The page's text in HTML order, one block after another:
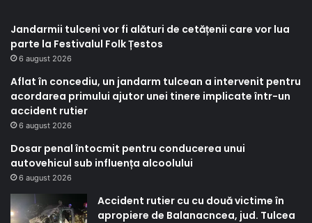
Jandarmii tulceni vor fi alături de cetățenii care vor lua
parte la Festivalul Folk Țestos
6 august 2026
Aflat în concediu, un jandarm tulcean a intervenit pentru
acordarea primului ajutor unei tinere implicate într-un
accident rutier
6 august 2026
Dosar penal întocmit pentru conducerea unui
autovehicul sub influența alcoolului
6 august 2026
Accident rutier cu cu două victime în
apropiere de Balanacncea, jud. Tulcea